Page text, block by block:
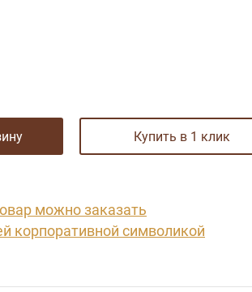
купить в 1 клик
можно заказать
корпоративной символикой